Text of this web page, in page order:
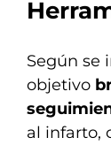
Según se
objetivo
al infarto,